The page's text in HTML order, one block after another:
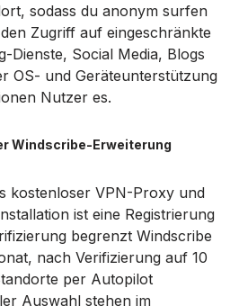
sodass du anonym surfen
Zugriff auf eingeschränkte
Dienste, Social Media, Blogs
OS- und Geräteunterstützung
Nutzer es.
Windscribe-Erweiterung
kostenloser VPN-Proxy und
ist eine Registrierung
begrenzt Windscribe
nach Verifizierung auf 10
per Autopilot
Auswahl stehen im